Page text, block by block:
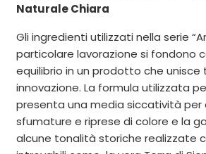
Naturale Chiara
Gli ingredienti utilizzati nella serie
particolare lavorazione si fondono
equilibrio in un prodotto che unisce
innovazione. La formula utilizzata
presenta una media siccatività per
sfumature e riprese di colore e la
alcune tonalità storiche realizzate